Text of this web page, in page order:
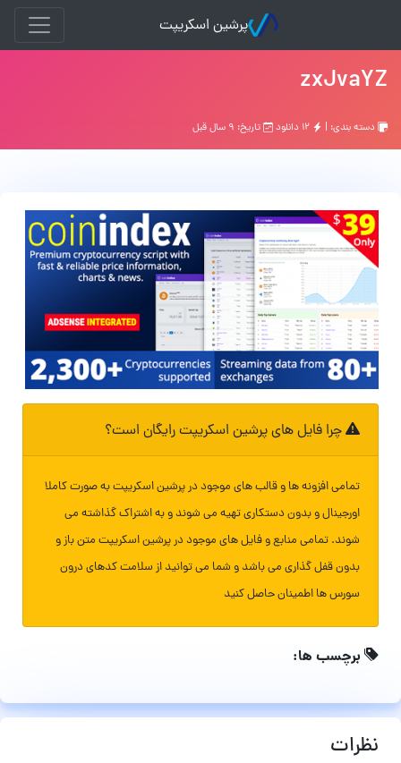
پرشین اسکریپت
zxJvaYZ
دسته بندی: | تاریخ: ۹ سال قبل
چرا فایل های پرشین اسکریپت رایگان است؟
تمامی افزونه ها و قالب های موجود در پرشین اسکریپت به صورت کاملا
اورجینال و بدون دستکاری تهیه می شوند و به اشتراک گذاشته می
شوند. تمامی منابع و فایل های موجود در پرشین اسکریپت متن باز و
بدون قفل گذاری می باشد و شما می توانید از سلامت کدهای درون
سورس ها اطمینان حاصل کنید
برچسب ها:
نظرات